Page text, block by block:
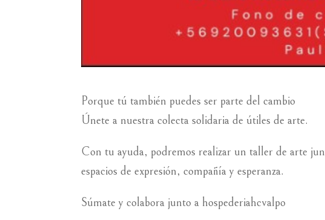
Porque tú también puedes ser parte del cambio
Únete a nuestra colecta solidaria de útiles de arte.
Con tu ayuda, podremos realizar un taller de arte
espacios de expresión, compañía y esperanza.
Súmate y colabora junto a hospederiahcvalpo